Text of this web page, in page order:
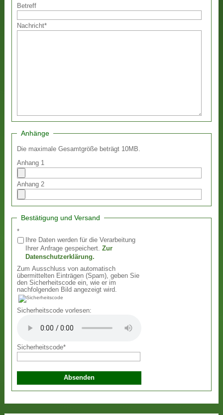
Betreff
Nachricht*
Anhänge
Die maximale Gesamtgröße beträgt 10MB.
Anhang 1
Anhang 2
Bestätigung und Versand
*
Ihre Daten werden für die Verarbeitung
Ihrer Anfrage gespeichert. Zur
Datenschutzerklärung.
Zum Ausschluss von automatisch
übermittelten Einträgen (Spam), geben Sie
den Sicherheitscode ein, wie er im
nachfolgenden Bild angezeigt wird.
Sicherheitscode vorlesen:
Sicherheitscode*